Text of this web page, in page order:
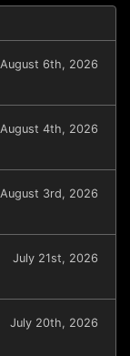
August 6th, 2026
August 4th, 2026
August 3rd, 2026
July 21st, 2026
July 20th, 2026